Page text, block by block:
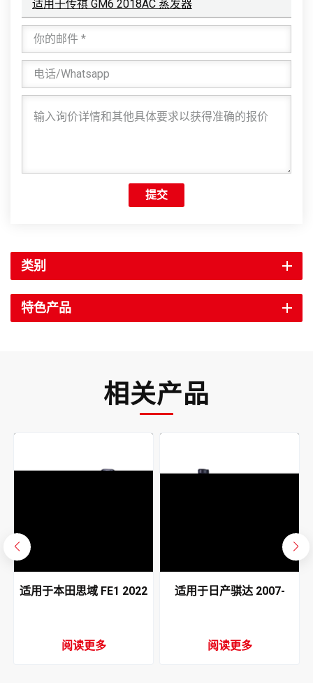
适用于传祺 GM6 2018AC 蒸发器
提交
类别
特色产品
相关产品
适用于本田思域 FE1 2022
阅读更多
适用于日产骐达 2007-
阅读更多